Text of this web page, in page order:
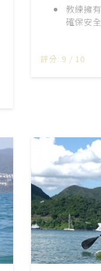
教練擁
確保安全
評分: 9 / 10